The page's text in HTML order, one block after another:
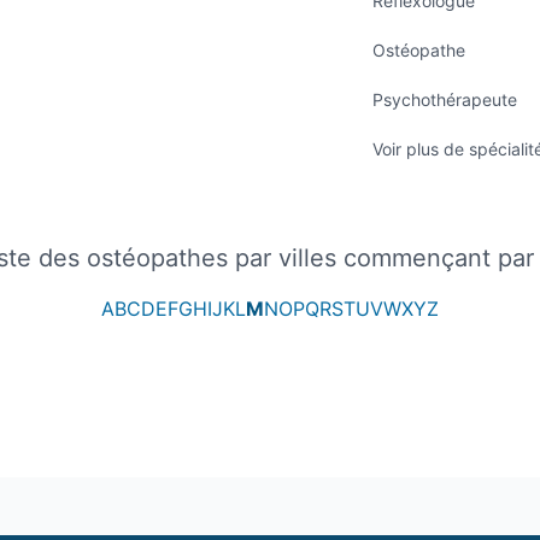
Ostéopathe
Psychothérapeute
Voir plus de
des ostéopathes par villes commençant par
ABCDEFGHIJKLMNOPQRSTUVWXYZ